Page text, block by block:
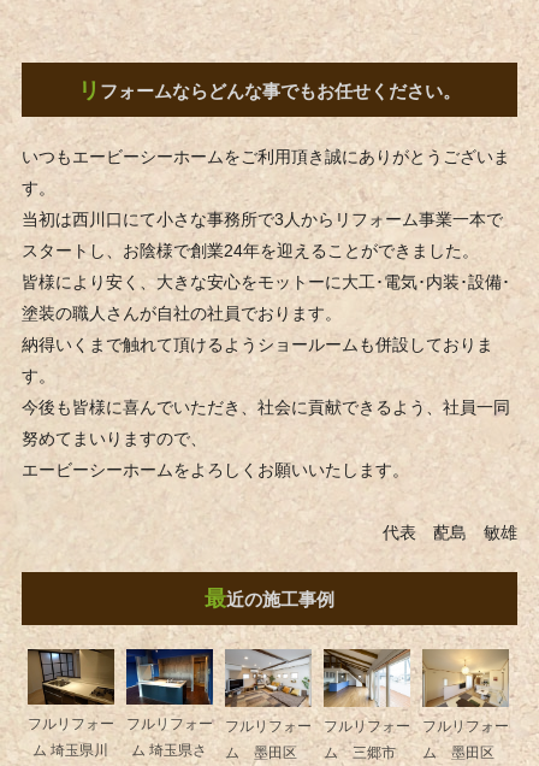
リ フォームならどんな事でもお任せください。
いつもエービーシーホームをご利用頂き誠にありがとうございま
す。
当初は西川口にて小さな事務所で3人からリフォーム事業一本で
スタートし、お陰様で創業24年を迎えることができました。
皆様により安く、大きな安心をモットーに大工･電気･内装･設備･
塗装の職人さんが自社の社員でおります。
納得いくまで触れて頂けるようショールームも併設しておりま
す。
今後も皆様に喜んでいただき、社会に貢献できるよう、社員一同
努めてまいりますので、
エービーシーホームをよろしくお願いいたします。
代表 蓜島 敏雄
最近の施工事例
フルリフォー
ム 埼玉県川
フルリフォー
ム 埼玉県さ
フルリフォー
ム 墨田区
フルリフォー
ム 三郷市
フルリフォー
ム 墨田区